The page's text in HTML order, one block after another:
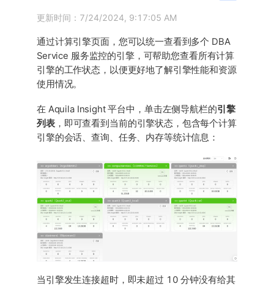
更新时间：7/24/2024, 9:17:05 AM
通过计算引擎页面，您可以统一查看到多个 DBA
Service 服务监控的引擎，可帮助您查看所有计算
引擎的工作状态，以便更好地了解引擎性能和资源
使用情况。
在 Aquila Insight 平台中，单击左侧导航栏的引擎
列表，即可查看到当前的引擎状态，包含每个计算
引擎的会话、查询、任务、内存等统计信息：
当引擎发生连接超时，即未超过 10 分钟没有给其